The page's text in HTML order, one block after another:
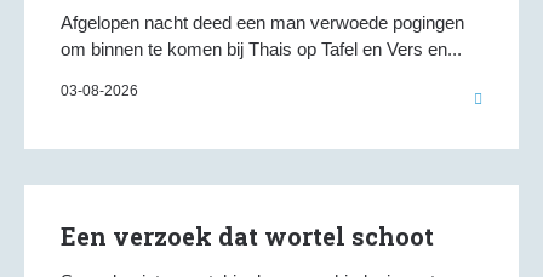
Afgelopen nacht deed een man verwoede pogingen
om binnen te komen bij Thais op Tafel en Vers en...
03-08-2026
Een verzoek dat wortel schoot